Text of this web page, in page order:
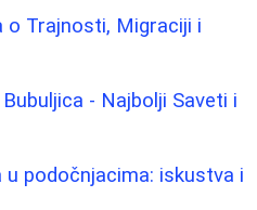
o Trajnosti, Migraciji i
- Najbolji Saveti i
podočnjacima: iskustva i